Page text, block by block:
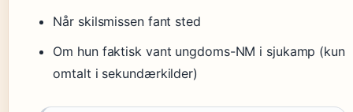
Når skilsmissen fant sted
Om hun faktisk vant ungdoms-NM i sjukamp (kun
omtalt i sekundærkilder)